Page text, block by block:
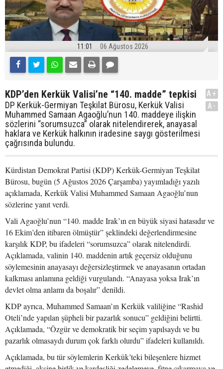
11:01 06 Ağustos 2026
KDP’den Kerkük Valisi’ne “140. madde” tepkisi
DP Kerkük-Germiyan Teşkilat Bürosu, Kerkük Valisi
Muhammed Samaan Agaoğlu’nun 140. maddeye ilişkin
sözlerini “sorumsuzca” olarak nitelendirerek, anayasal
haklara ve Kerkük halkının iradesine saygı gösterilmesi
çağrısında bulundu.
A+
A-
Kürdistan Demokrat Partisi (KDP) Kerkük-Germiyan Teşkilat
Bürosu, bugün (5 Ağustos 2026 Çarşamba) yayımladığı yazılı
açıklamada, Kerkük Valisi Muhammed Samaan Agaoğlu’nun
sözlerine yanıt verdi.
Vali Agaoğlu’nun “140. madde Irak’ın en büyük siyasi hatasıdır ve
16 Ekim’den itibaren ölmüştür” şeklindeki değerlendirmesine
karşılık KDP, bu ifadeleri “sorumsuzca” olarak nitelendirdi.
Açıklamada, valinin 140. maddenin artık geçersiz olduğunu
söylemesinin anayasayı değersizleştirmek ve anayasanın ortadan
kalkması anlamına geldiği vurgulandı. “Anayasa yoksa Irak’ın
devlet olma anlamı da boşalır” denildi.
KDP ayrıca, Muhammed Samaan’ın Kerkük valiliğine “Rashid
Oteli’nde yapılan şüpheli bir pazarlık sonucu” geldiğini belirtti.
Açıklamada, “Özgür ve demokratik bir seçim yapılsaydı ve bu
pazarlık olmasaydı durum çok farklı olurdu” ifadeleri kullanıldı.
Açıklamada, bu tür söylemlerin Kerkük’teki bileşenlere hizmet